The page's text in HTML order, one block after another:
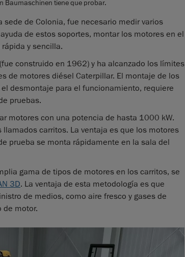
Baumaschinen tiene que probar.
de Colonia, fue necesario medir varios
de estos soportes, montar los motores en el
y sencilla.
construido en 1962) y ha alcanzado los límites
de motores diésel Caterpillar. El montaje de los
desmontaje para el funcionamiento, requiere
pruebas.
motores con una potencia de hasta 1000 kW.
carritos. La ventaja es que los motores
prueba se monta rápidamente en la sala del
gama de tipos de motores en los carritos, se
3D. La ventaja de esta metodología es que
de medios, como aire fresco y gases de
de motor.